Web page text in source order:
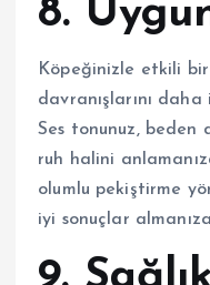
8.
Köpeğinizle etkili
davranışlarını daha
Ses tonunuz,
ruh halini
olumlu pekiştirme
iyi sonuçlar